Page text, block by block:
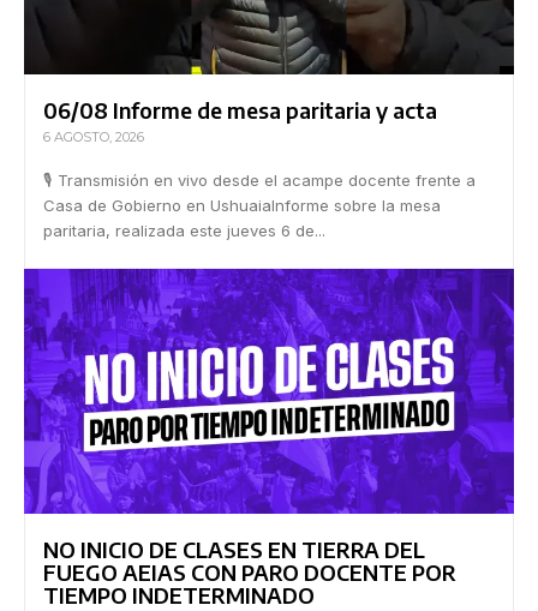
06/08 Informe de mesa paritaria y acta
6 AGOSTO, 2026
🎙 Transmisión en vivo desde el acampe docente frente a
Casa de Gobierno en UshuaiaInforme sobre la mesa
paritaria, realizada este jueves 6 de...
NO INICIO DE CLASES EN TIERRA DEL
FUEGO AEIAS CON PARO DOCENTE POR
TIEMPO INDETERMINADO